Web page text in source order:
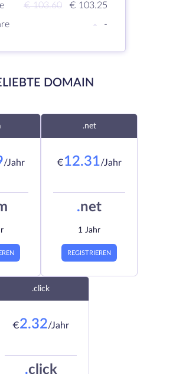
€ 103.60
€ 103.25
- -
DOMAIN
/Jahr
.net
€12.31/Jahr
.net
1 Jahr
REGISTRIEREN
.click
€2.32/Jahr
.click